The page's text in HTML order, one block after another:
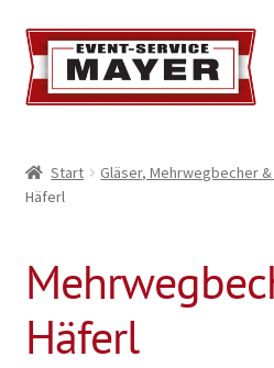
Event-Service
Impressionen
Start Gläser, Mehrwegbecher
Häferl
Häferl